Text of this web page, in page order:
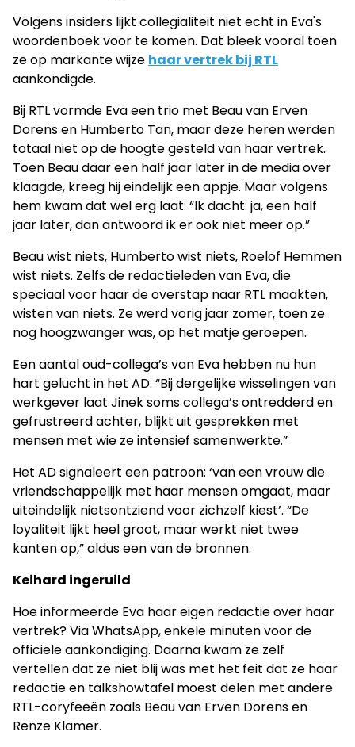
Volgens insiders lijkt collegialiteit niet echt in Eva's
woordenboek voor te komen. Dat bleek vooral toen
ze op markante wijze haar vertrek bij RTL
aankondigde.
Bij RTL vormde Eva een trio met Beau van Erven
Dorens en Humberto Tan, maar deze heren werden
totaal niet op de hoogte gesteld van haar vertrek.
Toen Beau daar een half jaar later in de media over
klaagde, kreeg hij eindelijk een appje. Maar volgens
hem kwam dat wel erg laat: “Ik dacht: ja, een half
jaar later, dan antwoord ik er ook niet meer op.”
Beau wist niets, Humberto wist niets, Roelof Hemmen
wist niets. Zelfs de redactieleden van Eva, die
speciaal voor haar de overstap naar RTL maakten,
wisten van niets. Ze werd vorig jaar zomer, toen ze
nog hoogzwanger was, op het matje geroepen.
Een aantal oud-collega’s van Eva hebben nu hun
hart gelucht in het AD. “Bij dergelijke wisselingen van
werkgever laat Jinek soms collega’s ontredderd en
gefrustreerd achter, blijkt uit gesprekken met
mensen met wie ze intensief samenwerkte.”
Het AD signaleert een patroon: ‘van een vrouw die
vriendschappelijk met haar mensen omgaat, maar
uiteindelijk nietsontziend voor zichzelf kiest’. “De
loyaliteit lijkt heel groot, maar werkt niet twee
kanten op,” aldus een van de bronnen.
Keihard ingeruild
Hoe informeerde Eva haar eigen redactie over haar
vertrek? Via WhatsApp, enkele minuten voor de
officiële aankondiging. Daarna kwam ze zelf
vertellen dat ze niet blij was met het feit dat ze haar
redactie en talkshowtafel moest delen met andere
RTL-coryfeeën zoals Beau van Erven Dorens en
Renze Klamer.